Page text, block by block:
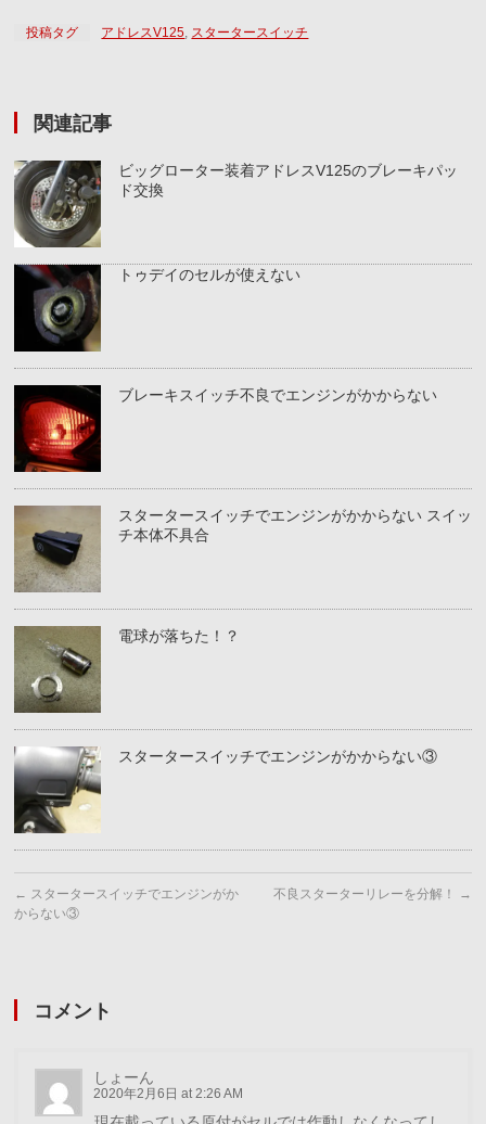
投稿タグ アドレスV125 スタータースイッチ
関連記事
ビッグローター装着アドレスV125のブレーキパッ
ド交換
トゥデイのセルが使えない
ブレーキスイッチ不良でエンジンがかからない
スタータースイッチでエンジンがかからない スイッ
チ本体不具合
電球が落ちた！？
スタータースイッチでエンジンがかからない③
← スタータースイッチでエンジンがか
からない③
不良スターターリレーを分解！ →
コメント
しょーん
2020年2月6日 at 2:26 AM